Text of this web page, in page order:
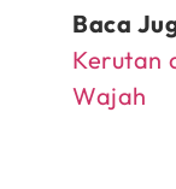
Baca
Kerutan
Wajah